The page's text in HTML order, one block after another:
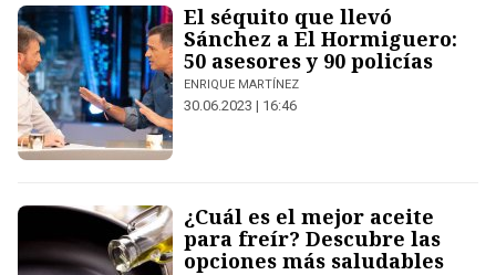
El séquito que llevó
Sánchez a El Hormiguero:
50 asesores y 90 policías
ENRIQUE MARTÍNEZ
30.06.2023 | 16:46
¿Cuál es el mejor aceite
para freír? Descubre las
opciones más saludables